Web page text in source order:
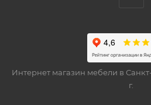
Интернет магазин мебели в
г.